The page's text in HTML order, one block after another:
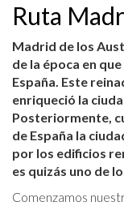
Ruta
Madrid de los
de la época en
España. Este
enriqueció la
Posteriormente,
de España la
por los edificios
es quizás uno de
Comenzamos